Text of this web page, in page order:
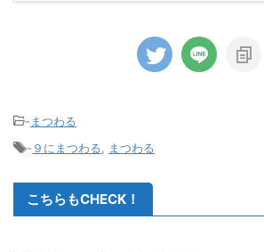
- まつわる
- ９にまつわる まつわる
こちらもCHECK！